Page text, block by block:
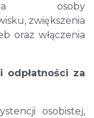
osoby
zwiększenia
oraz włączenia
odpłatności za
osobistej,